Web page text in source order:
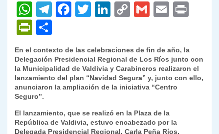
W
h
at
s
A
p
p
T
gr
a
m
F
e
b
o
k
T
er
Li
e
dI
n
C
y
Li
n
G
l
E
l
P
nt
Fr
ie
dl
o
m
p
ar
En el contexto de las celebraciones de fin de año, la
Delegación Presidencial Regional de Los Ríos junto con
la Municipalidad de Valdivia y Carabineros realizaron el
lanzamiento del plan “Navidad Segura” y, junto con ello,
anunciaron la ampliación de la iniciativa “Centro
Seguro”.
El lanzamiento, que se realizó en la Plaza de la
República de Valdivia, estuvo encabezado por la
Delegada Presidencial Regional, Carla Peña Ríos,